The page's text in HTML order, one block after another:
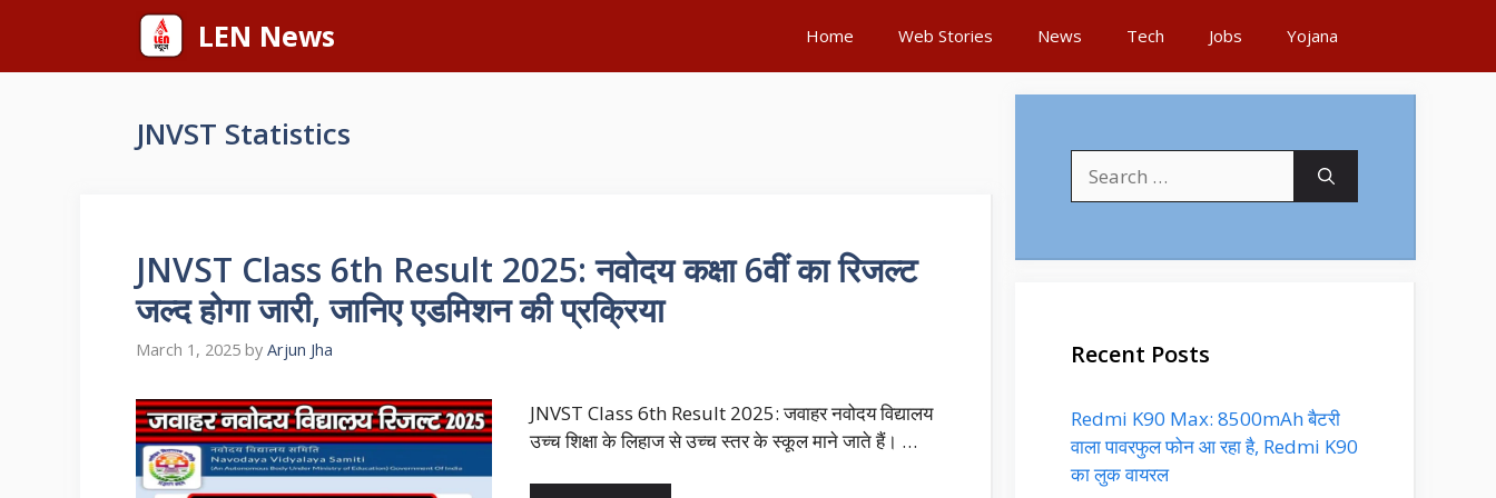
content
LEN News Home Web Stories News Tech Jobs Yojana
‎JNVST Statistics
JNVST Class 6th Result 2025: नवोदय कक्षा 6वीं का रिजल्ट
जल्द होगा जारी, जानिए एडमिशन की प्रक्रिया
March 1, 2025 by Arjun Jha
JNVST Class 6th Result 2025: जवाहर नवोदय विद्यालय
उच्च शिक्षा के लिहाज से उच्च स्तर के स्कूल माने जाते हैं। …
for:
Recent Posts
Redmi K90 Max: 8500mAh बैटरी
वाला पावरफुल फोन आ रहा है, Redmi K90
का लुक वायरल